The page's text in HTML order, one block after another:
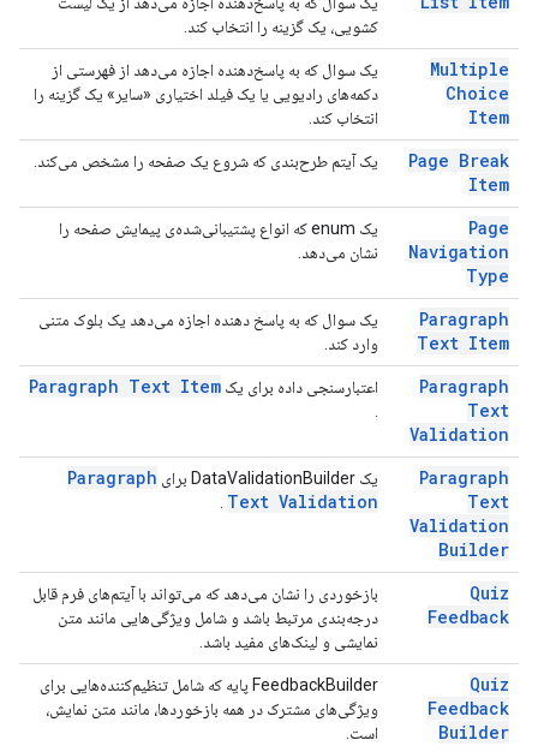
کشویی، یک گزینه را انتخاب کند.
Multiple
Choice
Item
یک سوال که به پاسخ‌دهنده اجازه می‌دهد از فهرستی از
دکمه‌های رادیویی یا یک فیلد اختیاری «سایر» یک گزینه را
انتخاب کند.
Page Break
Item
یک آیتم طرح‌بندی که شروع یک صفحه را مشخص می‌کند.
Page
Navigation
Type
یک enum که انواع پشتیبانی‌شده‌ی پیمایش صفحه را
نشان می‌دهد.
Paragraph
Text Item
یک سوال که به پاسخ دهنده اجازه می‌دهد یک بلوک متنی
وارد کند.
Paragraph
Text
Validation
اعتبارسنجی داده برای یک Paragraph Text Item
Paragraph
Text
Validation
Builder
یک DataValidationBuilder برای
Paragraph
Text Validation
Quiz
Feedback
بازخوردی را نشان می‌دهد که می‌تواند با آیتم‌های فرم قابل
درجه‌بندی مرتبط باشد و شامل ویژگی‌هایی مانند متن
نمایشی و لینک‌های مفید باشد.
Quiz
Feedback
Builder
FeedbackBuilder پایه که شامل تنظیم‌کننده‌هایی برای
ویژگی‌های مشترک در همه بازخوردها، مانند متن نمایش،
است.